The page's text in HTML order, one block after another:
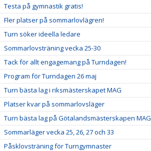
Testa på gymnastik gratis!
Fler platser på sommarlovlägren!
Turn söker ideella ledare
Sommarlovsträning vecka 25-30
Tack för allt engagemang på Turndagen!
Program för Turndagen 26 maj
Turn bästa lag i riksmästerskapet MAG
Platser kvar på sommarlovsläger
Turn bästa lag på Götalandsmästerskapen MAG
Sommarläger vecka 25, 26, 27 och 33
Påsklovsträning för Turngymnaster